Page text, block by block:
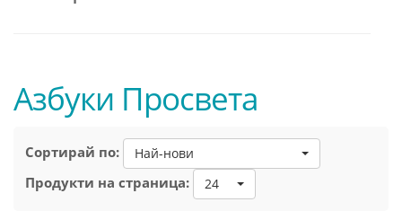
Азбуки Просвета
Сортирай по: Най-нови
Продукти на страница: 24